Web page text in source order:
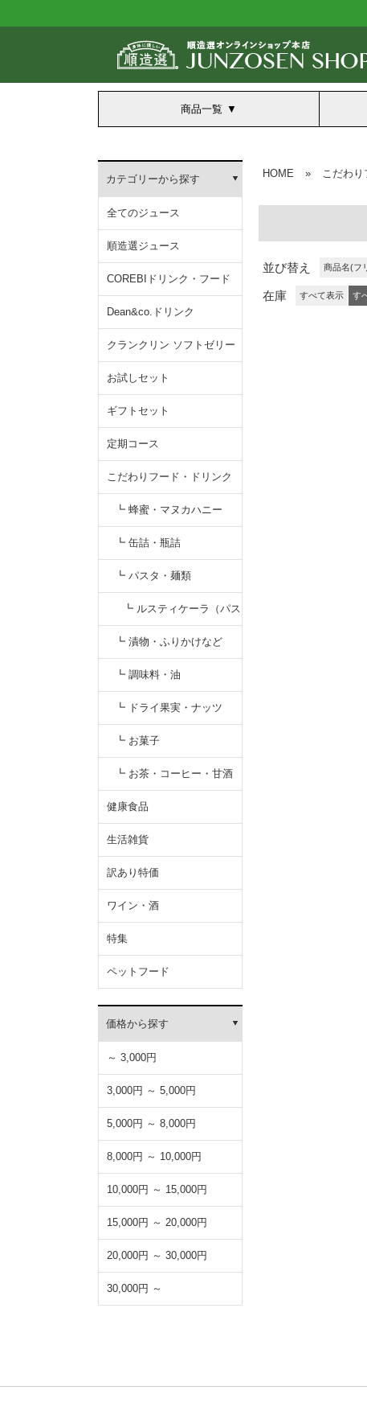
商品一覧
カテゴリーから探す
全てのジュース
順造選ジュース
COREBIドリンク・フード
Dean&co.ドリンク
クランクリン ソフトゼリー
お試しセット
ギフトセット
定期コース
こだわりフード・ドリンク
┗ 蜂蜜・マヌカハニー
┗ 缶詰・瓶詰
┗ パスタ・麺類
┗ ルスティケーラ（パス
タ）
┗ 漬物・ふりかけなど
┗ 調味料・油
┗ ドライ果実・ナッツ
┗ お菓子
┗ お茶・コーヒー・甘酒
健康食品
生活雑貨
訳あり特価
ワイン・酒
特集
ペットフード
価格から探す
～ 3,000円
3,000円 ～ 5,000円
5,000円 ～ 8,000円
8,000円 ～ 10,000円
10,000円 ～ 15,000円
15,000円 ～ 20,000円
20,000円 ～ 30,000円
30,000円 ～
HOME » こだわり
並び替え 商品名(フ
在庫 すべて表示 す